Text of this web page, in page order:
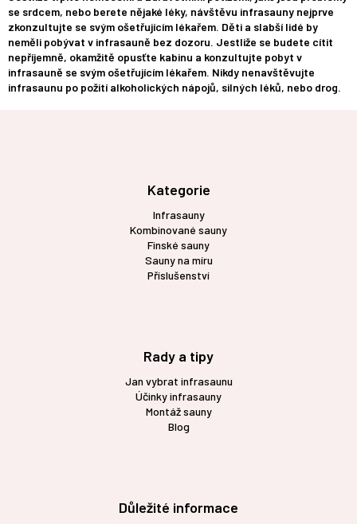
se srdcem, nebo berete nějaké léky, návštěvu infrasauny nejprve
zkonzultujte se svým ošetřujícím lékařem. Děti a slabší lidé by
neměli pobývat v infrasauně bez dozoru. Jestliže se budete cítit
nepříjemně, okamžitě opusťte kabinu a konzultujte pobyt v
infrasauně se svým ošetřujícím lékařem. Nikdy nenavštěvujte
infrasaunu po požití alkoholických nápojů, silných léků, nebo drog.
Kategorie
Infrasauny
Kombinované sauny
Finské sauny
Sauny na míru
Příslušenství
Rady a tipy
Jan vybrat infrasaunu
Účinky infrasauny
Montáž sauny
Blog
Důležité informace